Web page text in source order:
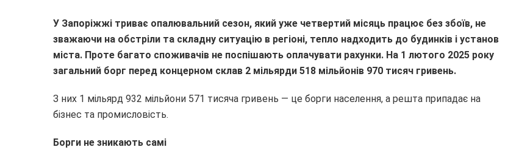
У Запоріжжі триває опалювальний сезон, який уже четвертий місяць працює без збоїв, не
зважаючи на обстріли та складну ситуацію в регіоні, тепло надходить до будинків і установ
міста. Проте багато споживачів не поспішають оплачувати рахунки. На 1 лютого 2025 року
загальний борг перед концерном склав 2 мільярди 518 мільйонів 970 тисяч гривень.
З них 1 мільярд 932 мільйони 571 тисяча гривень — це борги населення, а решта припадає на
бізнес та промисловість.
Борги не зникають самі